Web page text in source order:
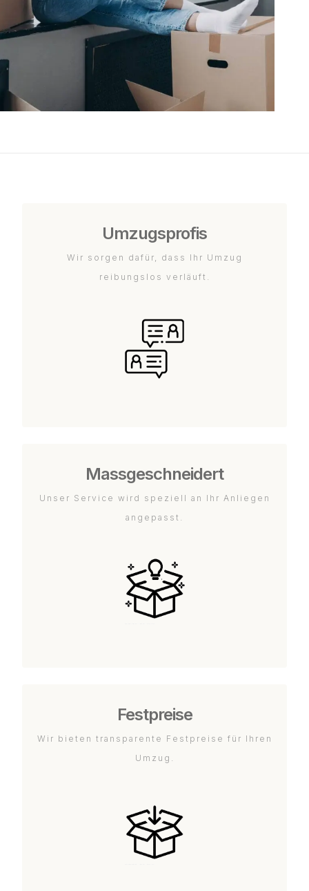
Umzugsprofis
Wir sorgen dafür, dass Ihr Umzug
reibungslos verläuft.
Massgeschneidert
Unser Service wird speziell an Ihr Anliegen
angepasst.
Festpreise
Wir bieten transparente Festpreise für Ihren
Umzug.